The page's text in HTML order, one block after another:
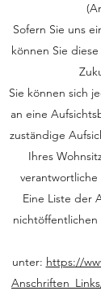
Sofern Sie uns
können Sie
Sie können sich
an eine
zuständige
Ihres
Eine Liste der
unter: https://